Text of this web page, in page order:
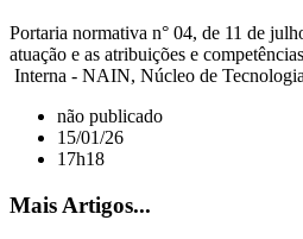
Portaria normativa n° 04, de 11 de
atuação e as atribuições e
Interna - NAIN, Núcleo de
não publicado
15/01/26
17h18
Mais Artigos...